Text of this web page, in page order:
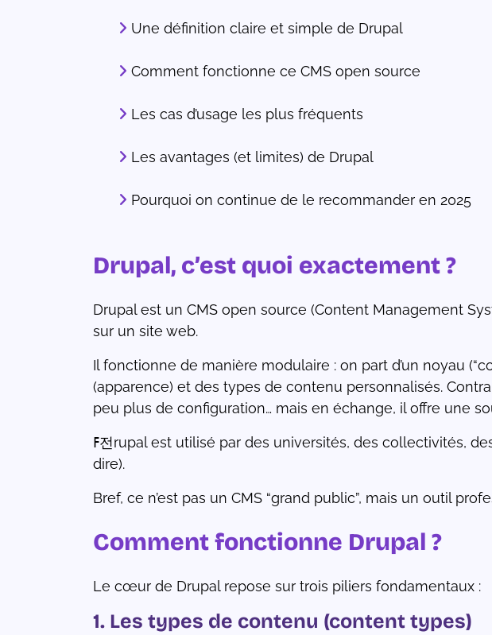
Une définition claire et simple de Drupal
Comment fonctionne ce CMS open source
Les cas d’usage les plus fréquents
Les avantages (et limites) de Drupal
Pourquoi on continue de le recommander en 2025
Drupal, c’est quoi exactement ?
Drupal est un CMS open source (Content Management
sur un site web.
Il fonctionne de manière modulaire : on part d’un noyau
(apparence) et des types de contenu personnalisés.
peu plus de configuration… mais en échange, il offre une
ߓ전rupal est utilisé par des universités, des collectivités, des ONG, des grandes entreprises, et même par la Maison Blanche (c’est
dire).
Bref, ce n’est pas un CMS “grand public”, mais un outil
Comment fonctionne Drupal ?
Le cœur de Drupal repose sur trois piliers fondamentaux :
1. Les types de contenu (content types)